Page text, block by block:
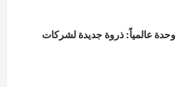
إنجاز تاريخي بشحن 170,000 وحدة عالمياً: ذروة جديدة لشركات